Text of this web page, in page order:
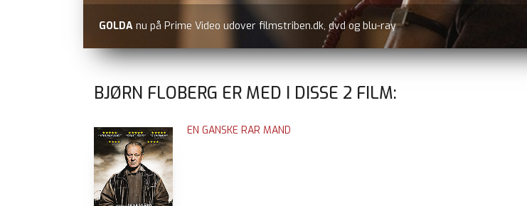
BATTLE OF OSLO
BJØRN FLOBERG ER MED I DISSE 2 FILM:
EN GANSKE RAR MAND